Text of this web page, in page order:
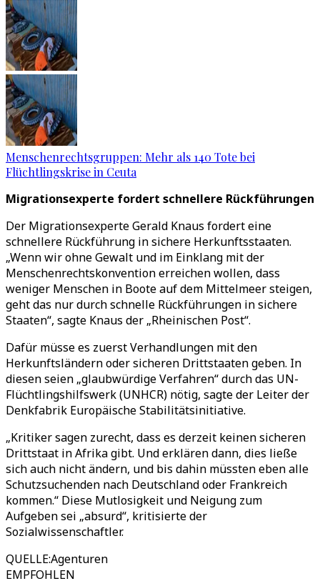
Menschenrechtsgruppen: Mehr als 140 Tote bei
Flüchtlingskrise in Ceuta
Migrationsexperte fordert schnellere Rückführungen
Der Migrationsexperte Gerald Knaus fordert eine
schnellere Rückführung in sichere Herkunftsstaaten.
„Wenn wir ohne Gewalt und im Einklang mit der
Menschenrechtskonvention erreichen wollen, dass
weniger Menschen in Boote auf dem Mittelmeer steigen,
geht das nur durch schnelle Rückführungen in sichere
Staaten“, sagte Knaus der „Rheinischen Post“.
Dafür müsse es zuerst Verhandlungen mit den
Herkunftsländern oder sicheren Drittstaaten geben. In
diesen seien „glaubwürdige Verfahren“ durch das UN-
Flüchtlingshilfswerk (UNHCR) nötig, sagte der Leiter der
Denkfabrik Europäische Stabilitätsinitiative.
„Kritiker sagen zurecht, dass es derzeit keinen sicheren
Drittstaat in Afrika gibt. Und erklären dann, dies ließe
sich auch nicht ändern, und bis dahin müssten eben alle
Schutzsuchenden nach Deutschland oder Frankreich
kommen.“ Diese Mutlosigkeit und Neigung zum
Aufgeben sei „absurd“, kritisierte der
Sozialwissenschaftler.
QUELLE:Agenturen
EMPFOHLEN